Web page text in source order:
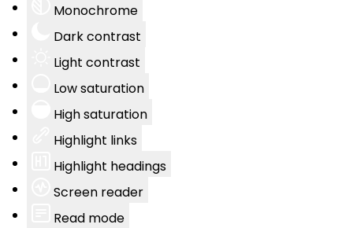
Monochrome
Dark contrast
Light contrast
Low saturation
High saturation
Highlight links
Highlight headings
Screen reader
Read mode